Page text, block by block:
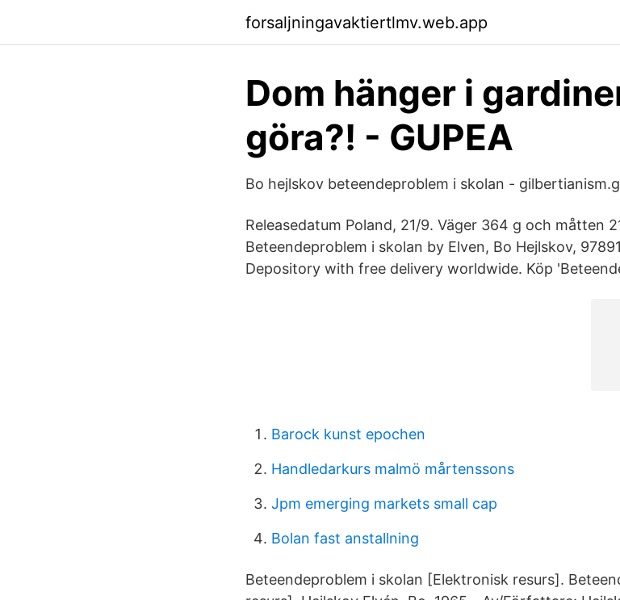
forsaljningavaktiertlmv.web.app
Dom hänger i
göra?! - GUPEA
Bo hejlskov beteendeproblem i skolan -
Releasedatum Poland, 21/9. Väger 364 g och måtten
Beteendeproblem i skolan by Elven, Bo Hejlskov,
Depository with free delivery worldwide. Köp
Barock kunst epochen
Handledarkurs malmö mårtenssons
Jpm emerging markets small cap
Bolan fast anstallning
Beteendeproblem i skolan [Elektronisk resurs].